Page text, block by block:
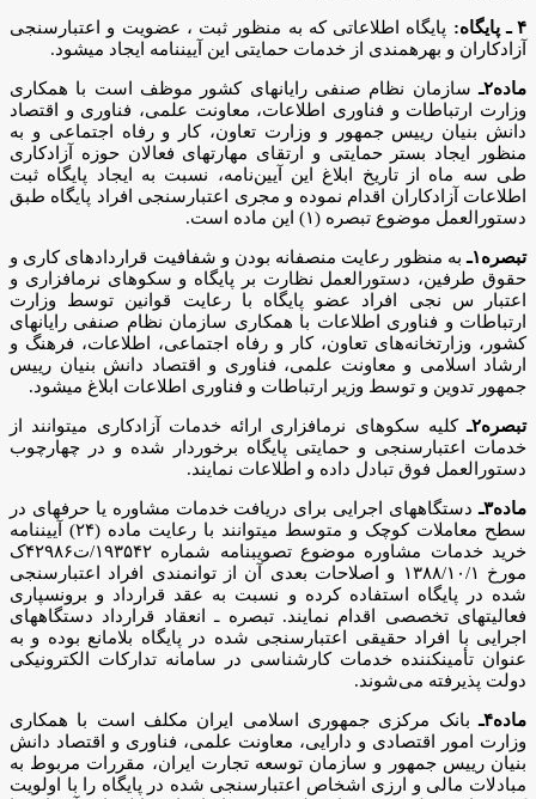
۴ ـ پایگاه:
پایگاه اطلاعاتی که به منظور ثبت ، عضویت و اعتبارسنجی
آزادکاران و بهره­مندی از خدمات حمایتی این آیین­نامه ایجاد می­شود.
ماده۲ـ
سازمان نظام صنفی رایانه­ای کشور موظف است با همکاری
وزارت ارتباطات و فناوری اطلاعات، معاونت علمی، فناوری و اقتصاد
دانش­ بنیان رییس جمهور و وزارت تعاون، کار و رفاه اجتماعی و به
منظور ایجاد بستر حمایتی و ارتقای مهارت­های فعالان حوزه آزادکاری
طی سه ماه از تاریخ ابلاغ این آیین‌­نامه، نسبت به ایجاد پایگاه ثبت
اطلاعات آزادکاران اقدام نموده و مجری اعتبارسنجی افراد پایگاه طبق
دستورالعمل موضوع تبصره (۱) این ماده است.
تبصره۱ـ
به منظور رعایت منصفانه بودن و شفافیت قراردادهای کاری و
حقوق طرفین، دستورالعمل نظارت بر پایگاه و سکوهای نرم­افزاری و
اعتبار س نجی افراد عضو پایگاه با رعایت قوانین توسط وزارت
ارتباطات و فناوری اطلاعات با همکاری سازمان نظام صنفی رایانه­ای
کشور، وزارتخانه­‌های تعاون، کار و رفاه اجتماعی، اطلاعات، فرهنگ و
ارشاد اسلامی و معاونت علمی، فناوری و اقتصاد دانش بنیان رییس
جمهور تدوین و توسط وزیر ارتباطات و فناوری اطلاعات ابلاغ می­شود.
تبصره۲ـ
کلیه سکوهای نرم­افزاری ارائه خدمات آزادکاری می­توانند از
خدمات اعتبارسنجی و حمایتی پایگاه برخوردار شده و در چهارچوب
دستورالعمل فوق تبادل داده و اطلاعات نمایند.
ماده۳ـ
دستگاه­های اجرایی برای دریافت خدمات مشاوره یا حرفه­ای در
سطح معاملات کوچک و متوسط می­توانند با رعایت ماده (۲۴) آیین­نامه
خرید خدمات مشاوره موضوع تصویب­نامه شماره ۱۹۳۵۴۲/ت۴۲۹۸۶ک
مورخ ۱۳۸۸/۱۰/۱ و اصلاحات بعدی آن از توانمندی افراد اعتبارسنجی
شده در پایگاه استفاده کرده و نسبت به عقد قرارداد و برون­سپاری
فعالیت­های تخصصی اقدام نمایند. تبصره ـ انعقاد قرارداد دستگاه­های
اجرایی با افراد حقیقی اعتبارسنجی شده در پایگاه بلامانع بوده و به
عنوان تأمین­کننده خدمات کارشناسی در سامانه تدارکات الکترونیکی
دولت پذیرفته می­‌شوند.
ماده۴ـ
بانک مرکزی جمهوری اسلامی ایران مکلف است با همکاری
وزارت امور اقتصادی و دارایی، معاونت علمی، فناوری و اقتصاد دانش
بنیان رییس جمهور و سازمان توسعه تجارت ایران، مقررات مربوط به
مبادلات مالی و ارزی اشخاص اعتبارسنجی شده در پایگاه را با اولویت